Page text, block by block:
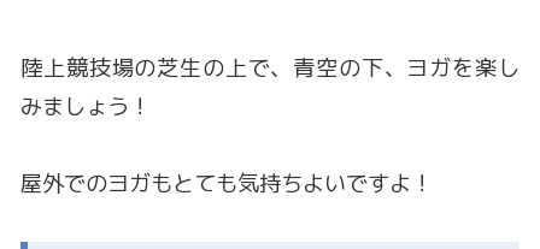
陸上競技場の芝生の上で、青空の下、ヨガを楽し
みましょう！
屋外でのヨガもとても気持ちよいですよ！